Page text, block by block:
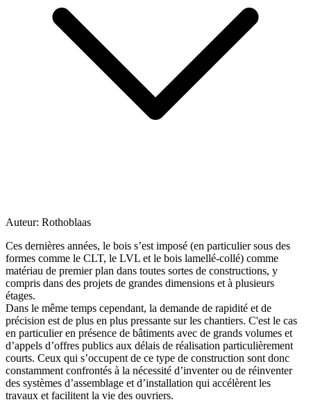
Auteur: Rothoblaas
Ces dernières années, le bois s’est imposé (en particulier sous des
formes comme le CLT, le LVL et le bois lamellé-collé) comme
matériau de premier plan dans toutes sortes de constructions, y
compris dans des projets de grandes dimensions et à plusieurs
étages.
Dans le même temps cependant, la demande de rapidité et de
précision est de plus en plus pressante sur les chantiers. C'est le cas
en particulier en présence de bâtiments avec de grands volumes et
d’appels d’offres publics aux délais de réalisation particulièrement
courts. Ceux qui s’occupent de ce type de construction sont donc
constamment confrontés à la nécessité d’inventer ou de réinventer
des systèmes d’assemblage et d’installation qui accélèrent les
travaux et facilitent la vie des ouvriers.